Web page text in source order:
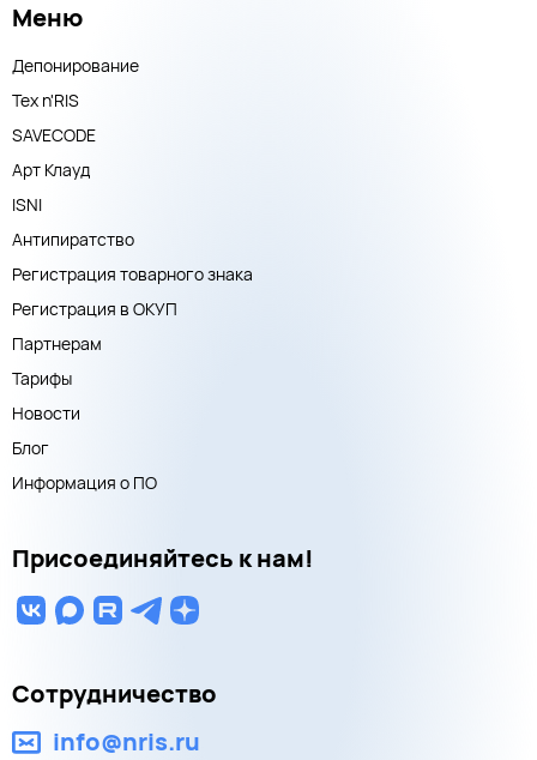
Меню
Депонирование
Тех n'RIS
SAVECODE
Арт Клауд
ISNI
Антипиратство
Регистрация товарного знака
Регистрация в ОКУП
Партнерам
Тарифы
Новости
Блог
Информация о ПО
Присоединяйтесь к нам!
Сотрудничество
info@nris.ru